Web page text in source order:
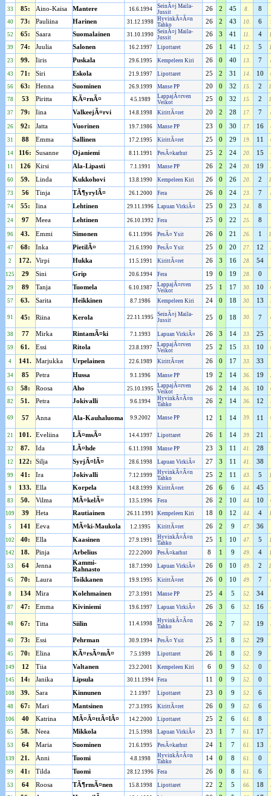
33 85: Aino-Kaisa Mantere 16.6.1994
SeinÃ¤j Maila-
Jussit
26 2 45 8. 8
40 73: Pauliina Harinen 31.12.1998
HyvinkÃ¤Ã¤n
Tahko
26 2 43 10. 6
52 65: Saara Suomalainen 31.10.1990 SeinÃ¤j Maila-
Jussit
26 3 41 11. 4
39 74: Juulia Salonen 16.2.1997 Lipottaret 26 1 41 12. 5
23 99. Iiris Puskala 29.6.1995 Kempeleen Kiri 26 0 40 13. 7
43 71: Siri Eskola 21.9.1997 Lipottaret 25 2 31 14. 10
56 63: Henna Suominen 26.9.1999 Manse PP 20 0 32 15. 2
78 53 Piritta KÃ¤rnÃ¤ 4.5.1989
LappajÃ¤rven
Veikot
25 0 32 15. 2
37 79: Iina ValkeejÃ¤rvi 14.8.1998 KirittÃ¤ret 20 2 28 17. 7
26 92: Jatta Vuorinen 19.7.1986 Manse PP 23 0 30 17. 16
31 88 Emma Sallinen 17.2.1995 KirittÃ¤ret 25 0 29 19. 11
14 116: Susanne Ojaniemi 8.11.1991 PesÃ¤karhut 25 2 24 20. 15
11 126 Kirsi Ala-Lipasti 7.1.1991 Manse PP 26 2 24 20. 19
60 59. Linda Kukkohovi 13.8.1990 Kempeleen Kiri 26 0 26 20. 2
73 56 Tinja TÃ¶yrylÃ¤ 26.1.2000 Fera 26 0 24 23. 7
74 55: Iina Lehtinen 29.11.1996 Lapuan VirkiÃ¤ 25 0 23 24. 8
24 97 Meea Lehtinen 26.10.1992 Fera 25 0 22 25. 8
96 43. Emmi Simonen 6.11.1996 PesÃ¤ Ysit 26 0 21 26. 1
47 68: Inka PietilÃ¤ 21.6.1990 PesÃ¤ Ysit 25 0 20 27. 12
2 172. Virpi Hukka 11.5.1991 KirittÃ¤ret 26 3 16 28. 54
125 29 Sini Grip 20.6.1994 Fera 19 0 19 28. 0
29 89 Tanja Tuomela 6.10.1987
LappajÃ¤rven
Veikot
25 1 17 30. 10
57 63. Sarita Heikkinen 8.7.1986 Kempeleen Kiri 24 0 18 30. 13
91 45: Riina Kerola 22.11.1995
SeinÃ¤j Maila-
Jussit
25 0 18 30. 7
38 77 Mirka RintamÃ¤ki 7.1.1993 Lapuan VirkiÃ¤ 26 3 14 33. 25
59 61. Essi Ritola 23.8.1997
LappajÃ¤rven
Veikot
25 2 15 33. 10
4 141. Marjukka Urpelainen 22.6.1989 KirittÃ¤ret 26 0 17 33. 33
34 85 Petra Hussa 9.1.1996 Manse PP 19 2 14 36. 19
63 58: Roosa Aho 25.10.1995
LappajÃ¤rven
Veikot
26 2 14 36. 10
82 51. Petra Jokivalli 9.6.1994
HyvinkÃ¤Ã¤n
Tahko
26 2 14 36. 12
69 57 Anna Ala-Kauhaluoma 9.9.2002 Manse PP 12 1 14 39. 11
21 101. Eveliina LÃ¤msÃ¤ 14.4.1997 Lipottaret 26 1 14 39. 21
32 87. Ida LÃ¤hde 6.11.1998 Manse PP 23 3 11 41. 28
12 122: Silja SyrjÃ¤lÃ¤ 28.6.1998 Lapuan VirkiÃ¤ 27 3 11 41. 38
99 41: Ira Jokivalli 7.12.1999
HyvinkÃ¤Ã¤n
Tahko
25 2 11 43. 5
9 133. Ella Korpela 14.8.1999 KirittÃ¤ret 26 6 6 44. 45
83 50. Vilma MÃ¤kelÃ¤ 13.5.1996 Fera 26 2 10 44. 10
109 39 Heta Rautiainen 26.11.1991 Kempeleen Kiri 18 0 12 44. 4
5 141 Eeva MÃ¤ki-Maukola 1.2.1995 KirittÃ¤ret 26 2 9 47. 36
102 40: Ella Kaasinen 27.9.1991
HyvinkÃ¤Ã¤n
Tahko
25 1 10 47. 5
142 18. Pinja Arbelius 22.2.2000 PesÃ¤karhut 8 1 9 49. 4
53 64 Jenna
Kammi-
Rahnasto
18.7.1990 Lapuan VirkiÃ¤ 26 0 10 49. 2
45 70: Laura Toikkanen 19.9.1995 KirittÃ¤ret 26 0 10 49. 7
8 134 Mira Kolehmainen 27.3.1991 Manse PP 25 4 5 52. 34
87 47: Emma Kiviniemi 19.6.1997 Lapuan VirkiÃ¤ 26 3 6 52. 16
48 67: Titta Siilin 11.4.1998
HyvinkÃ¤Ã¤n
Tahko
26 2 7 52. 19
40 73: Essi Pehrman 30.9.1994 PesÃ¤ Ysit 25 1 8 52. 29
45 70: Elina KÃ¤rsÃ¤mÃ¤ 7.5.1999 Lipottaret 26 1 8 52. 9
149 12 Tiia Valtanen 23.2.2001 Kempeleen Kiri 6 0 9 52. 0
145 14: Janika Lipsula 30.11.1994 Fera 11 0 9 52. 0
108 39. Sara Kinnunen 2.1.1997 Lipottaret 23 0 9 52. 6
48 67: Mari Mantsinen 27.3.1995 KirittÃ¤ret 26 0 9 52. 6
106 40 Katrina MÃ¤Ã¤ttÃ¤lÃ¤ 14.2.2000 Lipottaret 25 2 6 61. 8
65 58. Neea Mikkola 21.5.1998 Lapuan VirkiÃ¤ 23 1 7 61. 17
53 64 Maria Suominen 21.6.1995 PesÃ¤karhut 24 1 7 61. 13
139 21. Anni Tuomi 4.8.1998
HyvinkÃ¤Ã¤n
Tahko
14 0 8 61. 0
99 41: Tilda Tuomi 28.12.1996 Fera 26 0 8 61. 6
53 64 Roosa TÃ¶rmÃ¤nen 15.8.1998 Lipottaret 22 2 5 66. 18